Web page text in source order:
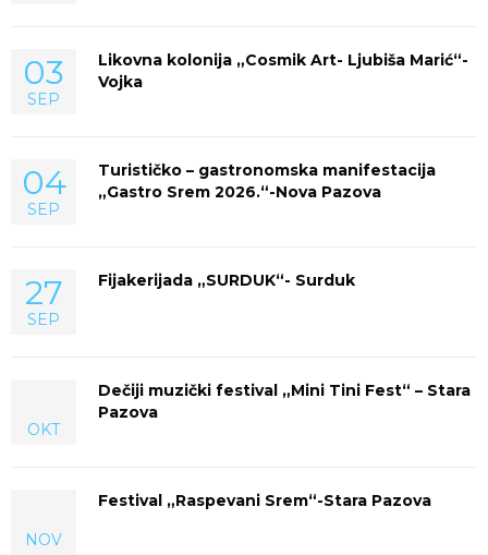
03
SEP
Likovna kolonija „Cosmik Art- Ljubiša Marić“-
Vojka
04
SEP
Turističko – gastronomska manifestacija
„Gastro Srem 2026.“-Nova Pazova
27
SEP
Fijakerijada „SURDUK“- Surduk
OKT
Dečiji muzički festival „Mini Tini Fest“ – Stara
Pazova
NOV
Festival „Raspevani Srem“-Stara Pazova